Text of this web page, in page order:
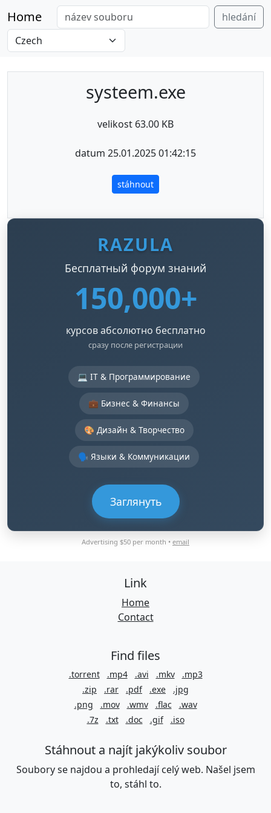
Home hledání
systeem.exe
velikost 63.00 KB
datum 25.01.2025 01:42:15
stáhnout
RAZULA
Бесплатный форум знаний
150,000+
курсов абсолютно бесплатно
сразу после регистрации
💻 IT & Программирование
💼 Бизнес & Финансы
🎨 Дизайн & Творчество
🗣️ Языки & Коммуникации
Заглянуть
Advertising $50 per month • email
Link
Home
Contact
Find files
.torrent .mp4 .avi .mkv
.mp3
.zip
.rar .pdf .exe
.jpg
.png
.mov .wmv .flac
.wav
.7z
.txt .doc .gif .iso
Stáhnout a najít jakýkoliv soubor
Soubory se najdou a prohledají celý web. Našel jsem
to, stáhl to.